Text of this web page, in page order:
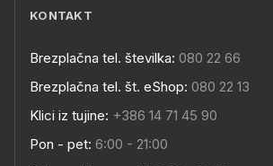
KONTAKT
Brezplačna tel. številka: 080 22 66
Brezplačna tel. št. eShop: 080 22 13
Klici iz tujine: +386 14 71 45 90
Pon - pet: 6:00 - 21:00